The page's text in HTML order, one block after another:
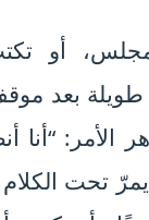
أو
بعد
الأمر: “أنا
تحت